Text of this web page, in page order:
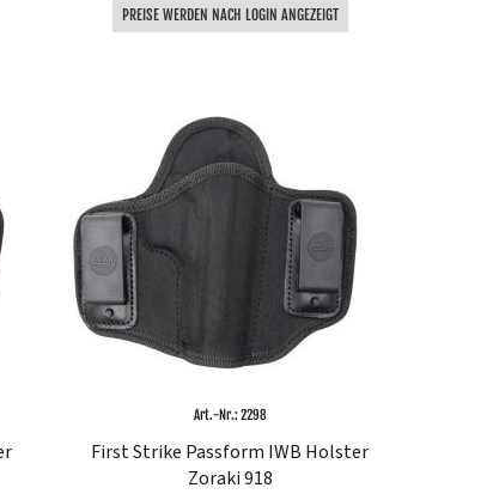
PREISE WERDEN NACH LOGIN ANGEZEIGT
Art.-Nr.: 2298
First Strike Passform IWB Holster
Zoraki 918